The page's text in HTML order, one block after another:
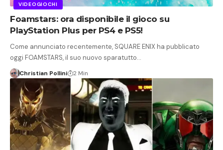
VIDEOGIOCHI
Foamstars: ora disponibile il gioco su
PlayStation Plus per PS4 e PS5!
Come annunciato recentemente, SQUARE ENIX ha pubblicato
oggi FOAMSTARS, il suo nuovo sparatutto…
Christian Pollini 2 Min